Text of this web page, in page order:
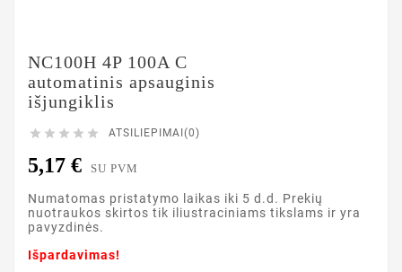
NC100H 4P 100A C
automatinis apsauginis
išjungiklis
     ATSILIEPIMAI(0)
5,17 € SU PVM
Numatomas pristatymo laikas iki 5 d.d. Prekių
nuotraukos skirtos tik iliustraciniams tikslams ir yra
pavyzdinės.
Išpardavimas!